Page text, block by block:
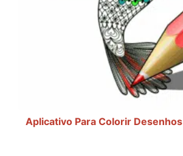
Aplicativo Para Colorir Desenhos